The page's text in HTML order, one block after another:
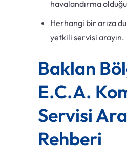
havalandırma
Herhangi bir arıza
yetkili servisi arayın.
Baklan
E.C.A.
Servisi
Rehberi